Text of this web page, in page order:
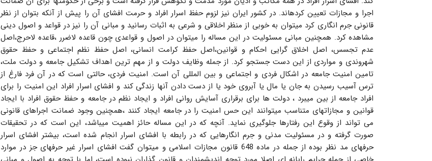
اجرا و مجازات تعیین کردهاند. در کشور ایران نیز لزوم حفظ اسرار افراد و حرمت افشای آن را پیش از آنکه بتوان از نظر
قانونی جرم انگاری کرد میتوان به خوبی از منظر اخلاقی و شرعی به اثبات رسانید و مبانی آن را نیز در قواعد و اصول دینی
مشاهده کرد. همچنین مبانی مسئولیت در این مساله را میتوان در اصول و قواعدی چون قاعده لاضرر ،قاعده لاحرج،اصل
عدم تجسس، اصل اخلاق گرایی احکام و قوانین،اصل حفظ کرامت انسانی، اصل حفظ نظم اجتماعی و حفظ حقوق
شهروندی و مواردی از این دست جستجو کرد. از جمله وظایف دولت و از مهم ترین اهداف تشکیل جامعه و دولت ملت،
تامین امنیت جامعه در اشکال فردی و اجتماعی و بین المللی آن است. امنیت فردی، حالتی است که در آن فرد فارغ از
ترس آسیب رسیدن به جان یا مال یا آبروی خود یا از دست دادن آنها زندگی کند و افشای اسرار افراد این امنیت را برای
افراد جامعه از بین میبرد ، دولت ها برای برقراری آسایش روانی افراد و ایجاد نظم در جامعه و حفظ حقوق افراد با ایجاد
قوانین و مجازاتهای متناسب میتوانند این حس امنیت را در جامعه ایجاد کنند ،همچنین وجود ضمانت اجراهای قانونی
می تواند از وقوع این رفتارها جلوگیری نماید. آنچه که در این مساله حائز اهمیت میباشد، این است که در تحقیقات
صورت گرفته و در مسئولیت مدنی و جرم انگارهایی که در رابطه با افشای اسرار انجام شده است، بیشتر افشای اسرار
حرفهای مد نظر بوده از جمله در ماده 648 قانون مجازات اسلامی و میتوان گفت افشای اسرار غیر حرفهای جز در موارد